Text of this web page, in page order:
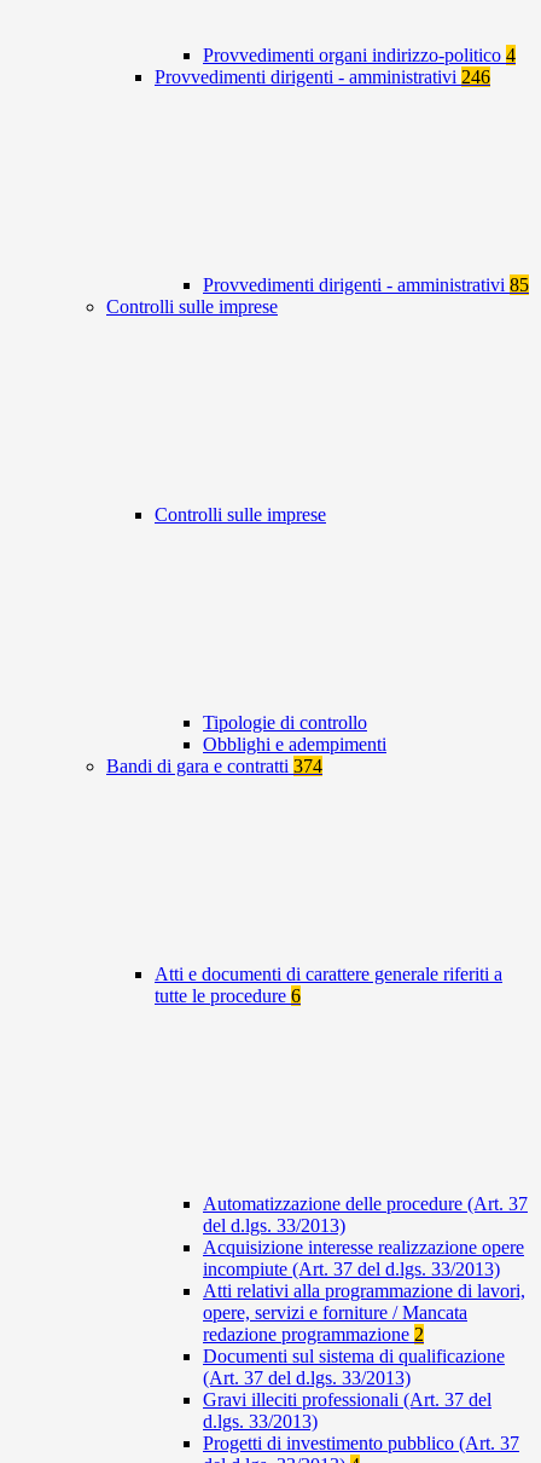
Provvedimenti organi indirizzo-politico 4
Provvedimenti dirigenti - amministrativi 246
Provvedimenti dirigenti - amministrativi 85
Controlli sulle imprese
Controlli sulle imprese
Tipologie di controllo
Obblighi e adempimenti
Bandi di gara e contratti 374
Atti e documenti di carattere generale riferiti a
tutte le procedure 6
Automatizzazione delle procedure (Art. 37
del d.lgs. 33/2013)
Acquisizione interesse realizzazione opere
incompiute (Art. 37 del d.lgs. 33/2013)
Atti relativi alla programmazione di lavori,
opere, servizi e forniture / Mancata
redazione programmazione 2
Documenti sul sistema di qualificazione
(Art. 37 del d.lgs. 33/2013)
Gravi illeciti professionali (Art. 37 del
d.lgs. 33/2013)
Progetti di investimento pubblico (Art. 37